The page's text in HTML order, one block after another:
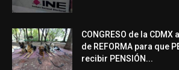
CONGRESO de la
de REFORMA para que
recibir PENSIÓN...